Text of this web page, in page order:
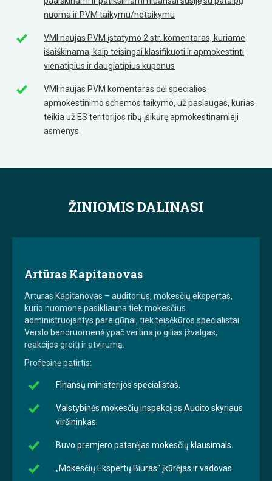
nuoma ir PVM taikymu/netaikymu
VMI naujas PVM įstatymo 2 str. komentaras, kuriame
išaiškinama, kaip teisingai klasifikuoti ir apmokestinti
vienatipius ir daugiatipius kuponus
VMI naujas PVM komentaras dėl specialios
apmokestinimo schemos taikymo, už paslaugas, kurias
teikia už ES teritorijos ribų įsikūrę apmokestinamieji
asmenys
ŽINIOMIS DALINASI
Artūras Kapitanovas
Artūras Kapitanovas – auditorius, mokesčių ekspertas,
kurio nuomone pasikliauna tiek mokesčius
administruojantys pareigūnai, tiek teisėkūros specialistai.
Verslo bendruomenė ypač vertina jo gilias įžvalgas,
reakcijos greitį ir atvirumą.
Profesinė patirtis:
Finansų ministerijos specialistas.
Valstybinės mokesčių inspekcijos Audito skyriaus
viršininkas.
Buvo premjero patarėjas mokesčių klausimais.
„Mokesčių Ekspertų Biuras“ įkūrėjas ir vadovas.